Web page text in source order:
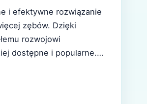
i efektywne rozwiązanie
zębów. Dzięki
rozwojowi
dostępne i popularne.
Co to są implanty